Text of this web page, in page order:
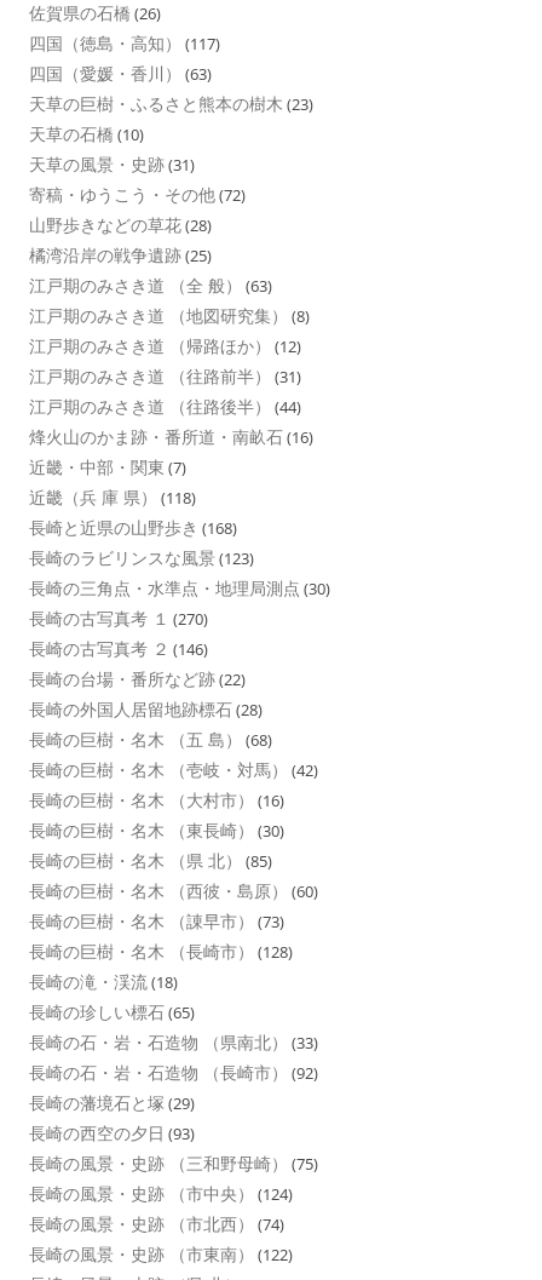
佐賀県の石橋 (26)
四国（徳島・高知） (117)
四国（愛媛・香川） (63)
天草の巨樹・ふるさと熊本の樹木 (23)
天草の石橋 (10)
天草の風景・史跡(31)
寄稿・ゆうこう・その他(72)
山野歩きなどの草花(28)
橘湾沿岸の戦争遺跡(25)
江戸期のみさき道 （全 般） (63)
江戸期のみさき道 （地図研究集） (8)
江戸期のみさき道 （帰路ほか） (12)
江戸期のみさき道 （往路前半） (31)
江戸期のみさき道 （往路後半） (44)
烽火山のかま跡・番所道・南畝石(16)
近畿・中部・関東 (7)
近畿（兵 庫 県） (118)
長崎と近県の山野歩き (168)
長崎のラビリンスな風景 (123)
長崎の三角点・水準点・地理局測点 (30)
長崎の古写真考 １ (270)
長崎の古写真考 ２ (146)
長崎の台場・番所など跡(22)
長崎の外国人居留地跡標石(28)
長崎の巨樹・名木 （五 島） (68)
長崎の巨樹・名木 （壱岐・対馬） (42)
長崎の巨樹・名木 （大村市） (16)
長崎の巨樹・名木 （東長崎） (30)
長崎の巨樹・名木 （県 北） (85)
長崎の巨樹・名木 （西彼・島原） (60)
長崎の巨樹・名木 （諌早市） (73)
長崎の巨樹・名木 （長崎市） (128)
長崎の滝・渓流(18)
長崎の珍しい標石(65)
長崎の石・岩・石造物 （県南北） (33)
長崎の石・岩・石造物 （長崎市） (92)
長崎の藩境石と塚 (29)
長崎の西空の夕日 (93)
長崎の風景・史跡 （三和野母崎） (75)
長崎の風景・史跡 （市中央） (124)
長崎の風景・史跡 （市北西） (74)
長崎の風景・史跡 （市東南） (122)